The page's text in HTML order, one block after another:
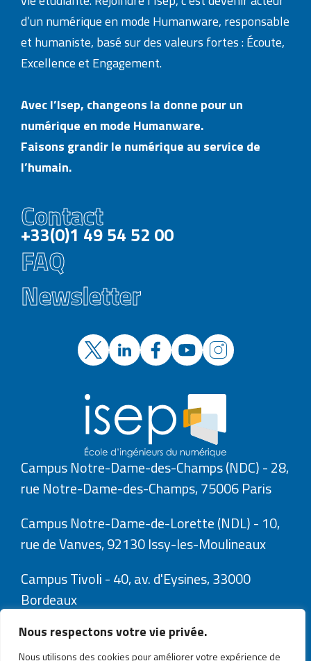
Nous respectons votre vie privée.
Nous utilisons des cookies pour améliorer votre expérience de
d’un numérique en mode Humanware, responsable
et humaniste, basé sur des valeurs fortes : Écoute,
Excellence et Engagement.
Avec l’Isep, changeons la donne pour un
numérique en mode Humanware.
Faisons grandir le numérique au service de
l’humain.
Contact
+33(0)1 49 54 52 00
FAQ
Newsletter
Campus Notre-Dame-des-Champs (NDC) - 28,
rue Notre-Dame-des-Champs, 75006 Paris
Campus Notre-Dame-de-Lorette (NDL) - 10,
rue de Vanves, 92130 Issy-les-Moulineaux
Campus Tivoli - 40, av. d'Eysines, 33000
Bordeaux